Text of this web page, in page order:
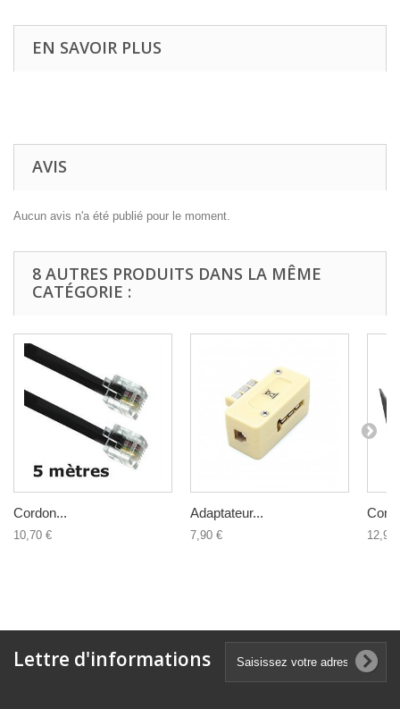
EN SAVOIR PLUS
AVIS
Aucun avis n'a été publié pour le moment.
8 AUTRES PRODUITS DANS LA MÊME
CATÉGORIE :
Cordon...
10,70 €
Adaptateur...
7,90 € 12,90
Lettre d'informations